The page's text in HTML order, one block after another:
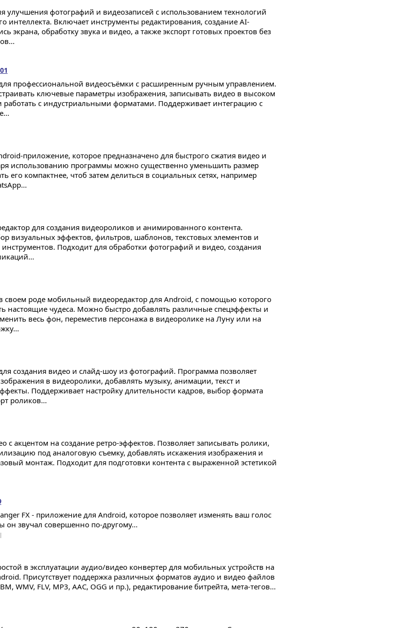
улучшения фотографий и видеозаписей с использованием технологий
интеллекта. Включает инструменты редактирования, создание AI-
экрана, обработку звука и видео, а также экспорт готовых проектов без
профессиональной видеосъёмки с расширенным ручным управлением.
ключевые параметры изображения, записывать видео в высоком
работать с индустриальными форматами. Поддерживает интеграцию с
приложение, которое предназначено для быстрого сжатия видео и
использованию программы можно существенно уменьшить размер
его компактнее, чтоб затем делиться в социальных сетях, например
для создания видеороликов и анимированного контента.
визуальных эффектов, фильтров, шаблонов, текстовых элементов и
Подходит для обработки фотографий и видео, создания
своем роде мобильный видеоредактор для Android, с помощью которого
настоящие чудеса. Можно быстро добавлять различные спецэффекты и
весь фон, переместив персонажа в видеоролике на Луну или на
создания видео и слайд-шоу из фотографий. Программа позволяет
в видеоролики, добавлять музыку, анимации, текст и
Поддерживает настройку длительности кадров, выбор формата
роликов...
с акцентом на создание ретро-эффектов. Позволяет записывать ролики,
под аналоговую съемку, добавлять искажения изображения и
монтаж. Подходит для подготовки контента с выраженной эстетикой
FX - приложение для Android, которое позволяет изменять ваш голос
он звучал совершенно по-другому...
в эксплуатации аудио/видео конвертер для мобильных устройств на
Присутствует поддержка различных форматов аудио и видео файлов
WMV, FLV, MP3, AAC, OGG и пр.), редактирование битрейта, мета-тегов...